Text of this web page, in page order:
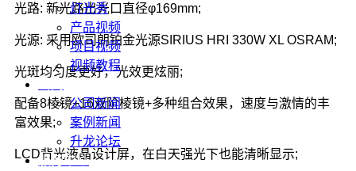
灯光秀
产品视频
项目视频
视频教程
公司新闻
案例新闻
升龙论坛
服务中心
光路: 新光路出光口直径φ169mm;
光源: 采用欧司朗铂金光源SIRIUS HRI 330W XL OSRAM;
光斑均匀度更好，光效更炫丽;
配备8棱镜+16双阶棱镜+多种组合效果，速度与激情的丰
富效果;
LCD背光液晶设计屏，在白天强光下也能清晰显示;